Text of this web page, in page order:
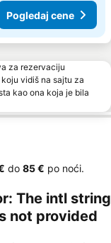
Pogledaj cene
za rezervaciju
vidiš na sajtu za
kao ona koja je bila
do ‎85 € po noći.
The intl string
not provided